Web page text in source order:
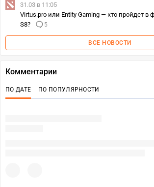
31.03 в 11:05
Virtus.pro или Entity Gaming — кто пройдет в
S8?
5
ВСЕ НОВОСТИ
Комментарии
ПО ДАТЕ ПО ПОПУЛЯРНОСТИ